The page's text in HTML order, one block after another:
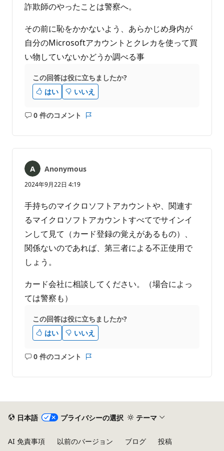
詐欺師のやったことは警察へ。
その前に恥をかかないよう、あらかじめ身内が
自分のMicrosoftアカウントとクレカを使って買
い物していないかどうか調べる事
この回答は役に立ちましたか?
はい
いいえ
0 件のコメント
コ
ト
あ
り
せ
ん
ト
Anonymous
2024年9月22日 4:19
手持ちのマイクロソフトアカウントや、関連す
るマイクロソフトアカウントすべてでサインイ
ンして見て（カード登録の覚えがあるもの）、
関係ないのであれば、第三者による不正使用で
しょう。
カード会社に相談してください。（場合によっ
ては警察も）
この回答は役に立ちましたか?
はい
いいえ
0 件のコメント
コ
は
あ
り
せ
日本語 プライバシーの選択 テーマ
AI 免責事項 以前のバージョン ブログ
投稿